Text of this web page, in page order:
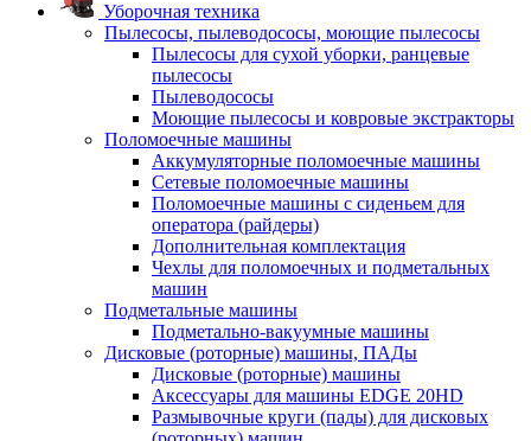
Уборочная техника
Пылесосы, пылеводососы, моющие пылесосы
Пылесосы для сухой уборки, ранцевые
пылесосы
Пылеводососы
Моющие пылесосы и ковровые экстракторы
Поломоечные машины
Аккумуляторные поломоечные машины
Сетевые поломоечные машины
Поломоечные машины с сиденьем для
оператора (райдеры)
Дополнительная комплектация
Чехлы для поломоечных и подметальных
машин
Подметальные машины
Подметально-вакуумные машины
Дисковые (роторные) машины, ПАДы
Дисковые (роторные) машины
Аксессуары для машины EDGE 20HD
Размывочные круги (пады) для дисковых